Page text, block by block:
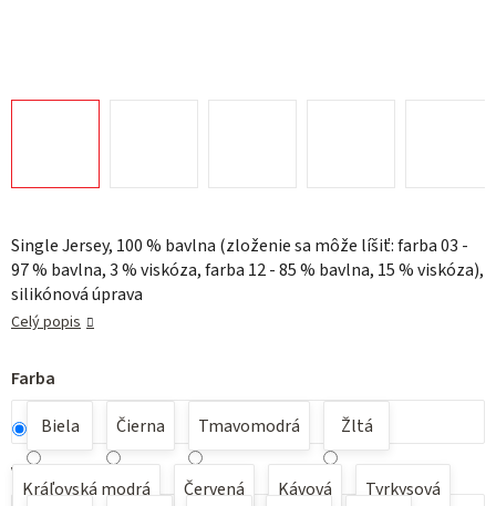
Single Jersey, 100 % bavlna (zloženie sa môže líšiť: farba 03 -
97 % bavlna, 3 % viskóza, farba 12 - 85 % bavlna, 15 % viskóza),
silikónová úprava
Celý popis
Farba
Biela
Čierna Tmavomodrá Žltá
Kráľovská modrá Červená Kávová Tyrkysová
Veľkosť